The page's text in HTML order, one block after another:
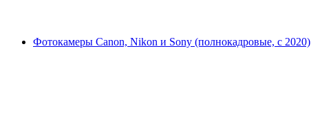
Фотокамеры Canon, Nikon и Sony (полнокадровые, с 2020)